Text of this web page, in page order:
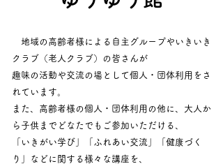
地域の高齢者様による自主グループやいきいき
クラブ（老人クラブ）の皆さんが
趣味の活動や交流の場として個人・団体利用をさ
れています。
また、高齢者様の個人・団体利用の他に、大人か
ら子供までどなたでもご参加いただける、
「いきがい学び」「ふれあい交流」「健康づく
り」などに関する様々な講座を、